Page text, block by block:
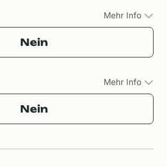
Mehr Info
Nein
Mehr Info
Nein